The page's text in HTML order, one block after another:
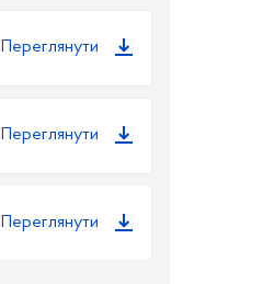
Переглянути
Переглянути
Переглянути